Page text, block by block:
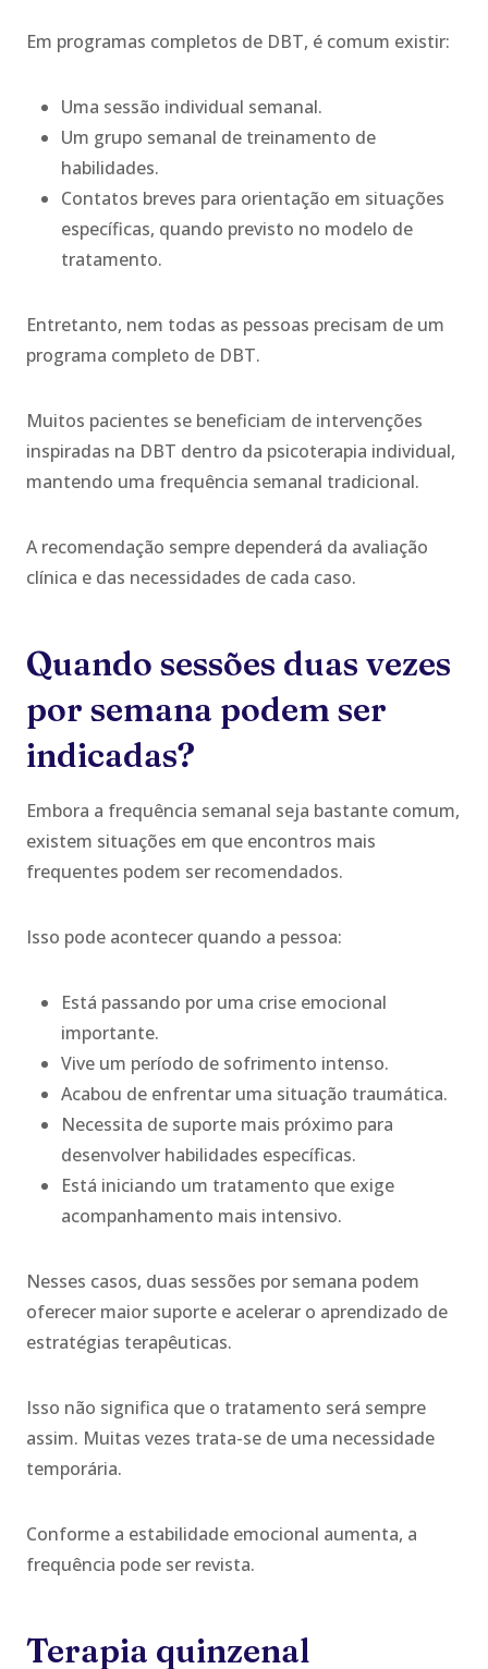
Em programas completos de DBT, é comum existir:
Uma sessão individual semanal.
Um grupo semanal de treinamento de
habilidades.
Contatos breves para orientação em situações
específicas, quando previsto no modelo de
tratamento.
Entretanto, nem todas as pessoas precisam de um
programa completo de DBT.
Muitos pacientes se beneficiam de intervenções
inspiradas na DBT dentro da psicoterapia individual,
mantendo uma frequência semanal tradicional.
A recomendação sempre dependerá da avaliação
clínica e das necessidades de cada caso.
Quando sessões duas vezes
por semana podem ser
indicadas?
Embora a frequência semanal seja bastante comum,
existem situações em que encontros mais
frequentes podem ser recomendados.
Isso pode acontecer quando a pessoa:
Está passando por uma crise emocional
importante.
Vive um período de sofrimento intenso.
Acabou de enfrentar uma situação traumática.
Necessita de suporte mais próximo para
desenvolver habilidades específicas.
Está iniciando um tratamento que exige
acompanhamento mais intensivo.
Nesses casos, duas sessões por semana podem
oferecer maior suporte e acelerar o aprendizado de
estratégias terapêuticas.
Isso não significa que o tratamento será sempre
assim. Muitas vezes trata-se de uma necessidade
temporária.
Conforme a estabilidade emocional aumenta, a
frequência pode ser revista.
Terapia quinzenal